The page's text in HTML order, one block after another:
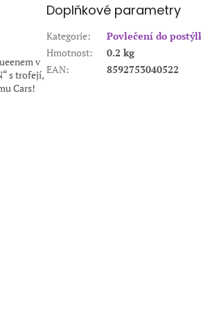
v
s trofejí,
Cars!
Doplňkové parametry
Kategorie:
Povlečení do
Hmotnost:
0.2 kg
EAN: 8592753040522